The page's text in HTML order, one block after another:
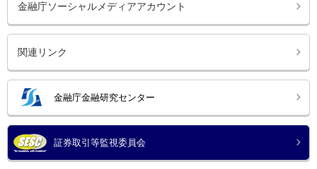
金融庁ソーシャルメディアアカウント
関連リンク
金融庁金融研究センター
証券取引等監視委員会